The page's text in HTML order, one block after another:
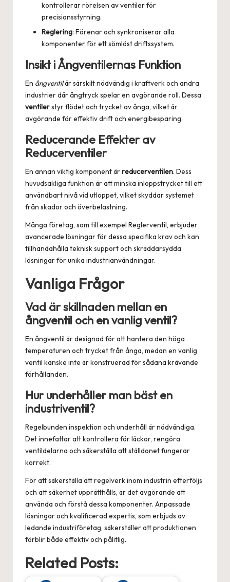
kontrollerar rörelsen av ventiler för
precisionsstyrning.
Reglering: Förenar och synkroniserar alla
komponenter för ett sömlöst driftssystem.
Insikt i Ångventilernas Funktion
En ångventilär särskilt nödvändig i kraftverk och andra
industrier där ångtryck spelar en avgörande roll. Dessa
ventilerstyr flödet och trycket av ånga, vilket är
avgörande för effektiv drift och energibesparing.
Reducerande Effekter av
Reducerventiler
En annan viktig komponent ärreducerventilen. Dess
huvudsakliga funktion är att minska inloppstrycket till ett
användbart nivå vid utloppet, vilket skyddar systemet
från skador och överbelastning.
Många företag, som till exempel Reglerventil, erbjuder
avancerade lösningar för dessa specifika krav och kan
tillhandahålla teknisk support och skräddarsydda
lösningar för unika industrianvändningar.
Vanliga Frågor
Vad är skillnaden mellan en
ångventil och en vanlig ventil?
En ångventil är designad för att hantera den höga
temperaturen och trycket från ånga, medan en vanlig
ventil kanske inte är konstruerad för sådana krävande
förhållanden.
Hur underhåller man bäst en
industriventil?
Regelbunden inspektion och underhåll är nödvändiga.
Det innefattar att kontrollera för läckor, rengöra
ventildelarna och säkerställa att ställdonet fungerar
korrekt.
För att säkerställa att regelverk inom industrin efterföljs
och att säkerhet upprätthålls, är det avgörande att
använda och förstå dessa komponenter. Anpassade
lösningar och kvalificerad expertis, som erbjuds av
ledande industriföretag, säkerställer att produktionen
förblir både effektiv och pålitlig.
Related Posts: